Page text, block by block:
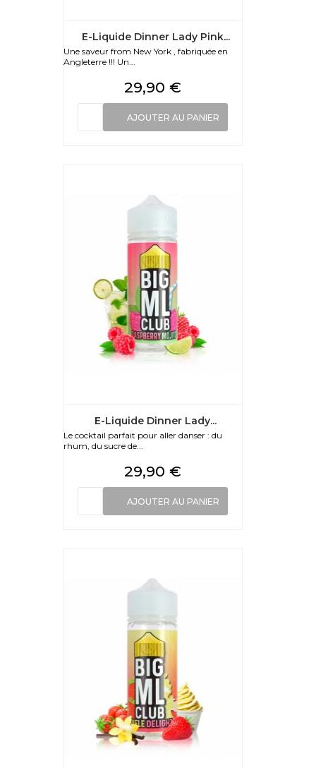
E-Liquide Dinner Lady Pink...
Une saveur from New York , fabriquée en
Angleterre !!! Un...
Prix
29,90 €
AJOUTER AU PANIER
E-Liquide Dinner Lady...
Le cocktail parfait pour aller danser : du
rhum, du sucre de...
Prix
29,90 €
AJOUTER AU PANIER